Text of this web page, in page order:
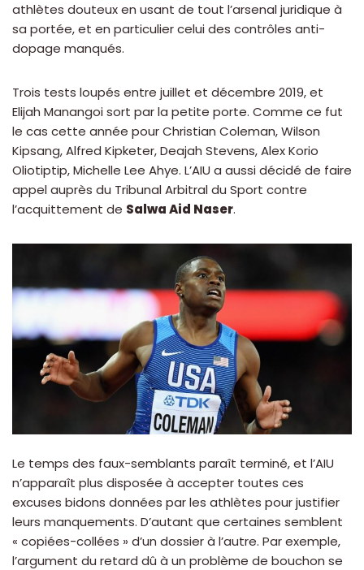
athlètes douteux en usant de tout l’arsenal juridique à
sa portée, et en particulier celui des contrôles anti-
dopage manqués.
Trois tests loupés entre juillet et décembre 2019, et
Elijah Manangoi sort par la petite porte. Comme ce fut
le cas cette année pour Christian Coleman, Wilson
Kipsang, Alfred Kipketer, Deajah Stevens, Alex Korio
Oliotiptip, Michelle Lee Ahye. L’AIU a aussi décidé de faire
appel auprès du Tribunal Arbitral du Sport contre
l’acquittement de Salwa Aid Naser.
Le temps des faux-semblants paraît terminé, et l’AIU
n’apparaît plus disposée à accepter toutes ces
excuses bidons données par les athlètes pour justifier
leurs manquements. D’autant que certaines semblent
« copiées-collées » d’un dossier à l’autre. Par exemple,
l’argument du retard dû à un problème de bouchon se